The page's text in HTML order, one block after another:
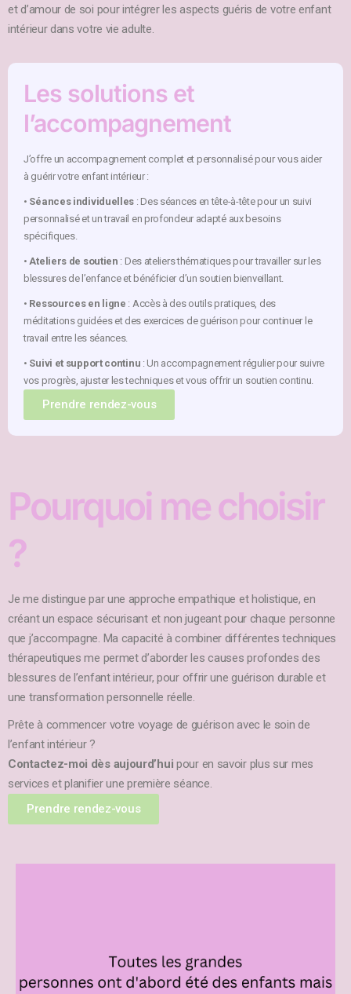
et d’amour de soi pour intégrer les aspects guéris de votre enfant
intérieur dans votre vie adulte.
Les solutions et
l’accompagnement
J’offre un accompagnement complet et personnalisé pour vous aider
à guérir votre enfant intérieur :
• Séances individuelles : Des séances en tête-à-tête pour un suivi
personnalisé et un travail en profondeur adapté aux besoins
spécifiques.
•Ateliers de soutien : Des ateliers thématiques pour travailler sur les
blessures de l’enfance et bénéficier d’un soutien bienveillant.
• Ressources en ligne : Accès à des outils pratiques, des
méditations guidées et des exercices de guérison pour continuer le
travail entre les séances.
• Suivi et support continu : Un accompagnement régulier pour suivre
vos progrès, ajuster les techniques et vous offrir un soutien continu.
Prendre rendez-vous
Pourquoi me choisir
?
Je me distingue par une approche empathique et holistique, en
créant un espace sécurisant et non jugeant pour chaque personne
que j’accompagne. Ma capacité à combiner différentes techniques
thérapeutiques me permet d’aborder les causes profondes des
blessures de l’enfant intérieur, pour offrir une guérison durable et
une transformation personnelle réelle.
Prête à commencer votre voyage de guérison avec le soin de
l’enfant intérieur ?
Contactez-moi dès aujourd’hui pour en savoir plus sur mes
services et planifier une première séance.
Prendre rendez-vous